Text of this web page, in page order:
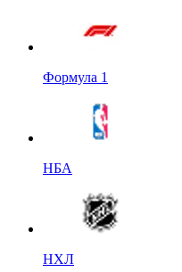
Формула 1
НБА
НХЛ